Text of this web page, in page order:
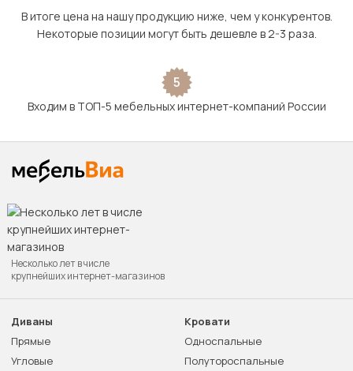
В итоге цена на нашу продукцию ниже, чем у конкурентов.
Некоторые позиции могут быть дешевле в 2-3 раза.
5
Входим в ТОП-5 мебельных интернет-компаний России
Несколько лет в числе
крупнейших интернет-магазинов
Диваны
Прямые
Угловые
Кровати
Односпальные
Полутороспальные